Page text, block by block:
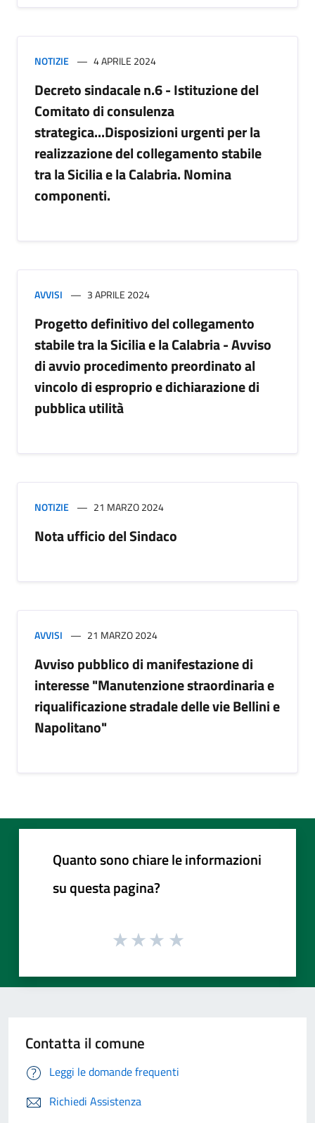
NOTIZIE 4 APRILE 2024
Decreto sindacale n.6 - Istituzione del
Comitato di consulenza
strategica...Disposizioni urgenti per la
realizzazione del collegamento stabile
tra la Sicilia e la Calabria. Nomina
componenti.
AVVISI 3 APRILE 2024
Progetto definitivo del collegamento
stabile tra la Sicilia e la Calabria - Avviso
di avvio procedimento preordinato al
vincolo di esproprio e dichiarazione di
pubblica utilità
NOTIZIE 21 MARZO 2024
Nota ufficio del Sindaco
AVVISI 21 MARZO 2024
Avviso pubblico di manifestazione di
interesse "Manutenzione straordinaria e
riqualificazione stradale delle vie Bellini e
Napolitano"
Quanto sono chiare le informazioni
su questa pagina?
Contatta il comune
Leggi le domande frequenti
Richiedi Assistenza